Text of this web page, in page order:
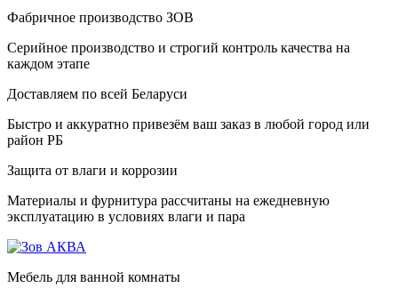
Фабричное производство ЗОВ
Серийное производство и строгий контроль качества на
каждом этапе
Доставляем по всей Беларуси
Быстро и аккуратно привезём ваш заказ в любой город или
район РБ
Защита от влаги и коррозии
Материалы и фурнитура рассчитаны на ежедневную
эксплуатацию в условиях влаги и пара
Мебель для ванной комнаты